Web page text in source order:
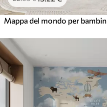
Mappa del mondo per